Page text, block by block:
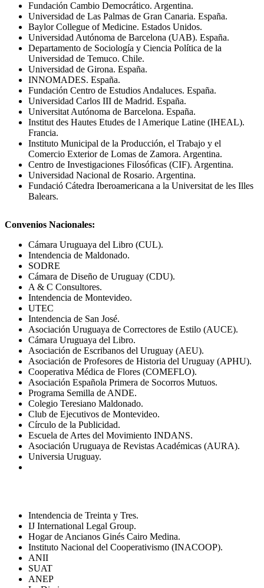
Fundación Cambio Democrático. Argentina.
Universidad de Las Palmas de Gran Canaria. España.
Baylor Collegue of Medicine. Estados Unidos.
Universidad Autónoma de Barcelona (UAB). España.
Departamento de Sociología y Ciencia Política de la
Universidad de Temuco. Chile.
Universidad de Girona. España.
INNOMADES. España.
Fundación Centro de Estudios Andaluces. España.
Universidad Carlos III de Madrid. España.
Universitat Autónoma de Barcelona. España.
Institut des Hautes Etudes de l Amerique Latine (IHEAL).
Francia.
Instituto Municipal de la Producción, el Trabajo y el
Comercio Exterior de Lomas de Zamora. Argentina.
Centro de Investigaciones Filosóficas (CIF). Argentina.
Universidad Nacional de Rosario. Argentina.
Fundació Cátedra Iberoamericana a la Universitat de les Illes
Balears.
Convenios Nacionales:
Cámara Uruguaya del Libro (CUL).
Intendencia de Maldonado.
SODRE
Cámara de Diseño de Uruguay (CDU).
A & C Consultores.
Intendencia de Montevideo.
UTEC
Intendencia de San José.
Asociación Uruguaya de Correctores de Estilo (AUCE).
Cámara Uruguaya del Libro.
Asociación de Escribanos del Uruguay (AEU).
Asociación de Profesores de Historia del Uruguay (APHU).
Cooperativa Médica de Flores (COMEFLO).
Asociación Española Primera de Socorros Mutuos.
Programa Semilla de ANDE.
Colegio Teresiano Maldonado.
Club de Ejecutivos de Montevideo.
Círculo de la Publicidad.
Escuela de Artes del Movimiento INDANS.
Asociación Uruguaya de Revistas Académicas (AURA).
Universia Uruguay.
Intendencia de Treinta y Tres.
IJ International Legal Group.
Hogar de Ancianos Ginés Cairo Medina.
Instituto Nacional del Cooperativismo (INACOOP).
ANII
SUAT
ANEP